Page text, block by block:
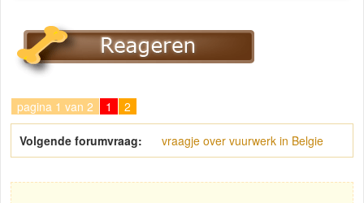
pagina 1 van 2 1 2
Volgende forumvraag: vraagje over vuurwerk in Belgie